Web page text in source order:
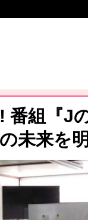
「気候変動から命
番組『J
未来を